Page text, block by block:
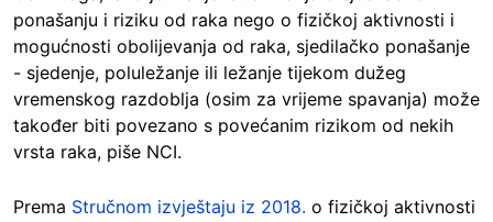
ponašanju i riziku od raka nego o fizičkoj aktivnosti i
mogućnosti obolijevanja od raka, sjedilačko ponašanje
- sjedenje, poluležanje ili ležanje tijekom dužeg
vremenskog razdoblja (osim za vrijeme spavanja) može
također biti povezano s povećanim rizikom od nekih
vrsta raka, piše NCI.
Prema Stručnom izvještaju iz 2018. o fizičkoj aktivnosti